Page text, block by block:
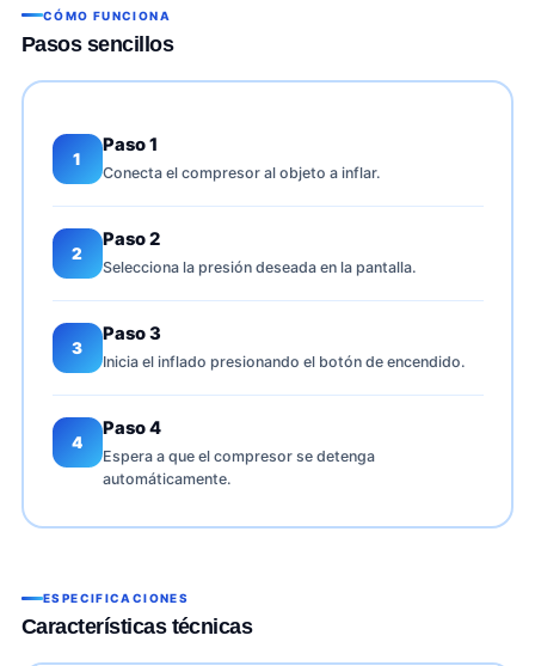
CÓMO FUNCIONA
Pasos sencillos
1
Paso 1
Conecta el compresor al objeto a inflar.
2
Paso 2
Selecciona la presión deseada en la pantalla.
3
Paso 3
Inicia el inflado presionando el botón de encendido.
4
Paso 4
Espera a que el compresor se detenga
automáticamente.
ESPECIFICACIONES
Características técnicas